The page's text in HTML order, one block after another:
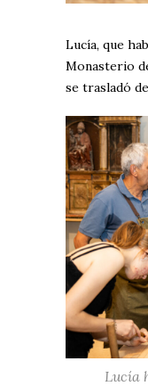
Lucía, que
Monasterio
se trasladó
Lucía